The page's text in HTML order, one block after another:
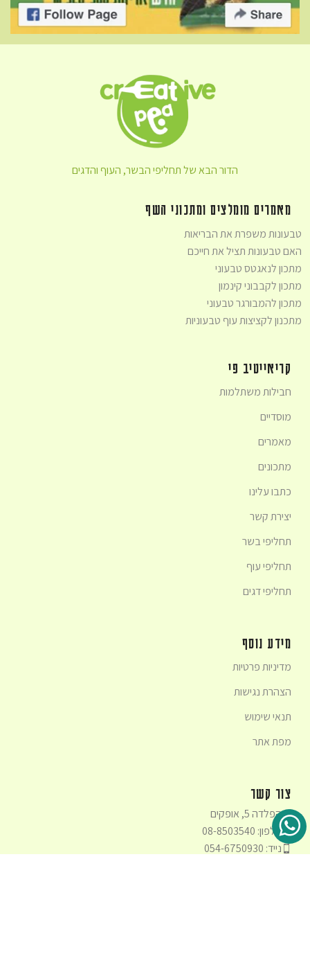
הדור הבא של תחליפי הבשר, העוף והדגים
מאמרים מומלצים ומתכוני השף
טבעונות משפרת את הבריאות
האם טבעונות תציל את חייכם
מתכון לנאגטס טבעוני
מתכון לקבבוני קינמון
מתכון להמבורגר טבעוני
מתכנון לקציצות עוף טבעוניות
קריאייטיב פי
חבילות משתלמות
מוסדיים
מאמרים
מתכונים
כתבו עלינו
יצירת קשר
תחליפי בשר
תחליפי עוף
תחליפי דגים
מידע נוסף
מדיניות פרטיות
הצהרת נגישות
תנאי שימוש
מפת אתר
צור קשר
הפלדה 5, אופקים
טלפון: 08-8503540
נייד: 054-6750930